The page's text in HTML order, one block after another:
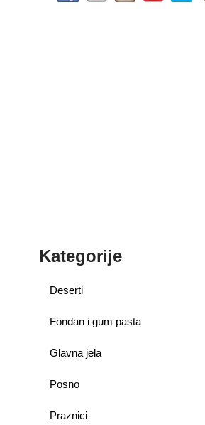
Kategorije
Deserti
Fondan i gum pasta
Glavna jela
Posno
Praznici